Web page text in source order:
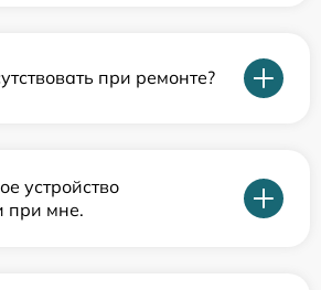
при ремонте?
устройство
при мне.